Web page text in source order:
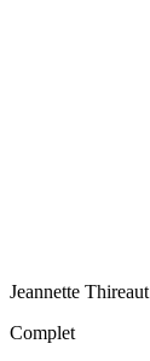
Jeannette Thireaut
Complet